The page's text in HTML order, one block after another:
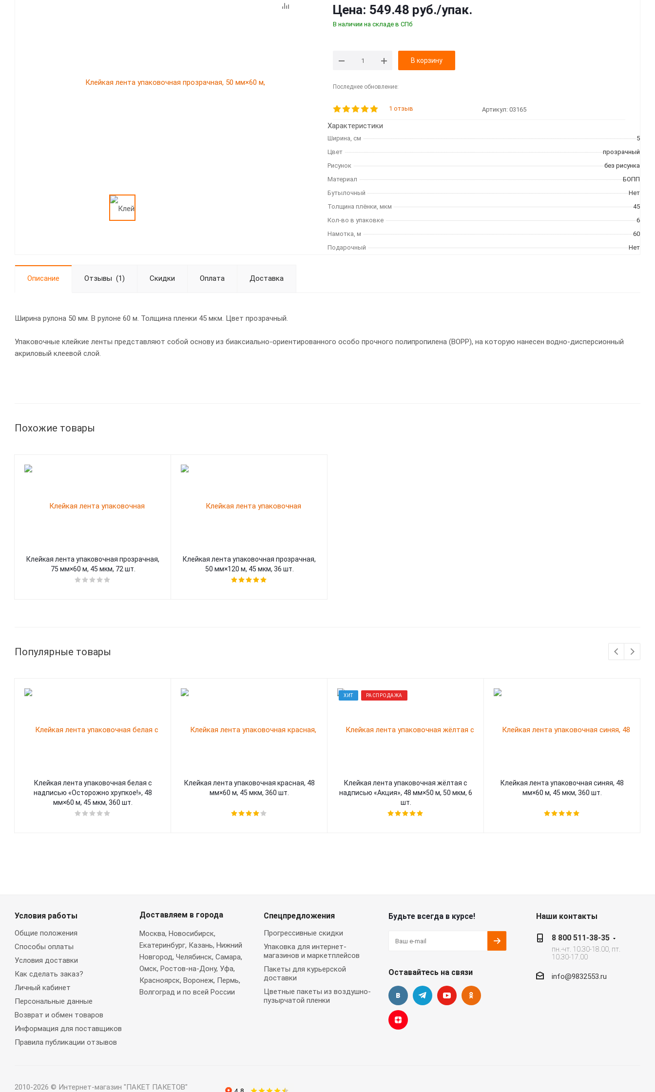
Цена: 549.48 руб./упак.
В наличии на складе в СПб
В корзину
Последнее обновление:
1 отзыв Артикул: 03165
Характеристики
Ширина, см
5
Цвет
прозрачный
Рисунок
без рисунка
Материал
БОПП
Бутылочный
Нет
Толщина плёнки, мкм
45
Кол-во в упаковке
6
Намотка, м
60
Подарочный
Нет
Описание Отзывы (1) Скидки Оплата Доставка
Ширина рулона 50 мм. В рулоне 60 м. Толщина пленки 45 мкм. Цвет прозрачный.
Упаковочные клейкие ленты представляют собой основу из биаксиально-ориентированного особо прочного полипропилена (ВОРР), на которую нанесен водно-дисперсионный
акриловый клеевой слой.
Похожие товары
Клейкая лента упаковочная прозрачная,
75 мм×60 м, 45 мкм, 72 шт.
Клейкая лента упаковочная прозрачная,
50 мм×120 м, 45 мкм, 36 шт.
Популярные товары
Клейкая лента упаковочная белая с
надписью «Осторожно хрупкое!», 48
мм×60 м, 45 мкм, 360 шт.
Клейкая лента упаковочная красная, 48
мм×60 м, 45 мкм, 360 шт.
ХИТ РАСПРОДАЖА
Клейкая лента упаковочная жёлтая с
надписью «Акция», 48 мм×50 м, 50 мкм, 6
шт.
Клейкая лента упаковочная синяя, 48
мм×60 м, 45 мкм, 360 шт.
Условия работы
Общие положения
Способы оплаты
Условия доставки
Как сделать заказ?
Личный кабинет
Персональные данные
Возврат и обмен товаров
Информация для поставщиков
Правила публикации отзывов
Доставляем в города
Москва, Новосибирск,
Екатеринбург, Казань, Нижний
Новгород, Челябинск, Самара,
Омск, Ростов-на-Дону, Уфа,
Красноярск, Воронеж, Пермь,
Волгоград и по всей России
Спецпредложения
Прогрессивные скидки
Упаковка для интернет-
магазинов и маркетплейсов
Пакеты для курьерской
доставки
Цветные пакеты из воздушно-
пузырчатой пленки
Будьте всегда в курсе!
Оставайтесь на связи
Наши контакты
8 800 511-38-35
пн.-чт. 10.30-18.00, пт.
10.30-17.00
info@9832553.ru
2010-2026 © Интернет-магазин "ПАКЕТ ПАКЕТОВ"